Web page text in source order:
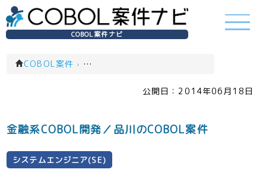
COBOL案件ナビ
COBOL案件 › システムエンジニア(SE)(一覧)
公開日： 2014年06月18日
金融系COBOL開発／品川のCOBOL案件
システムエンジニア(SE)